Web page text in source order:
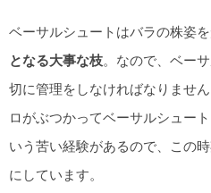
ベーサルシュートはバラの株姿
となる大事な枝。なので、ベー
切に管理をしなければなりませ
ロがぶつかってベーサルシュー
いう苦い経験があるので、この
にしています。